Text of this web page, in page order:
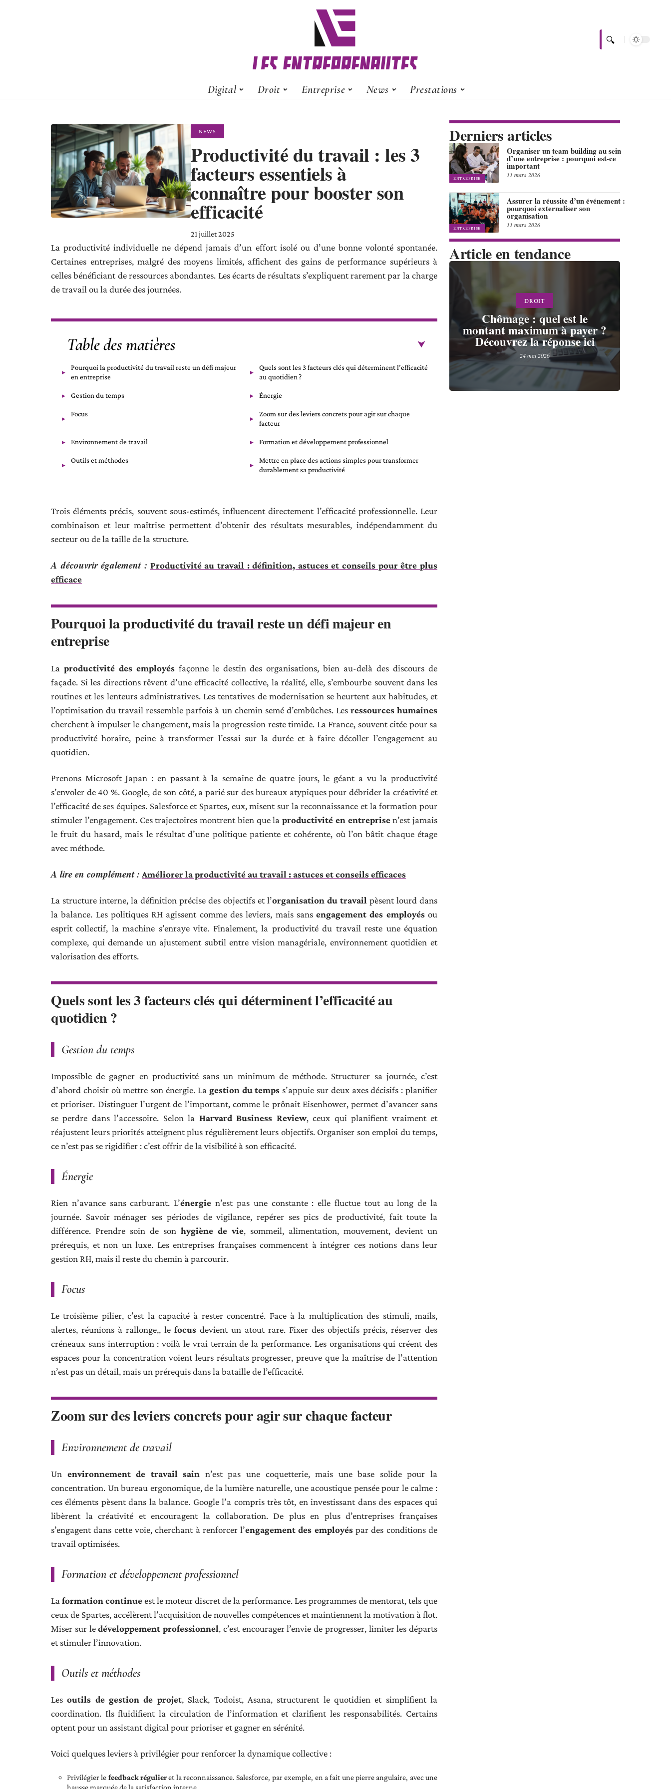
Digital Droit Entreprise News Prestations
NEWS
Productivité du travail : les 3
facteurs essentiels à
connaître pour booster son
efficacité
21 juillet 2025
La productivité individuelle ne dépend jamais d’un effort isolé ou d’une bonne volonté spontanée.
Certaines entreprises, malgré des moyens limités, affichent des gains de performance supérieurs à
celles bénéficiant de ressources abondantes. Les écarts de résultats s’expliquent rarement par la charge
de travail ou la durée des journées.
Table des matières
Pourquoi la productivité du travail reste un défi majeur
en entreprise
Quels sont les 3 facteurs clés qui déterminent l’efficacité
au quotidien ?
Gestion du temps Énergie
Focus
Zoom sur des leviers concrets pour agir sur chaque
facteur
Environnement de travail Formation et développement professionnel
Outils et méthodes
Mettre en place des actions simples pour transformer
durablement sa productivité
Trois éléments précis, souvent sous-estimés, influencent directement l’efficacité professionnelle. Leur
combinaison et leur maîtrise permettent d’obtenir des résultats mesurables, indépendamment du
secteur ou de la taille de la structure.
A découvrir également : Productivité au travail : définition, astuces et conseils pour être plus
efficace
Pourquoi la productivité du travail reste un défi majeur en
entreprise
La productivité des employésfaçonne le destin des organisations, bien au-delà des discours de
façade. Si les directions rêvent d’une efficacité collective, la réalité, elle, s’embourbe souvent dans les
routines et les lenteurs administratives. Les tentatives de modernisation se heurtent aux habitudes, et
l’optimisation du travail ressemble parfois à un chemin semé d’embûches. Les ressources humaines
cherchent à impulser le changement, mais la progression reste timide. La France, souvent citée pour sa
productivité horaire, peine à transformer l’essai sur la durée et à faire décoller l’engagement au
quotidien.
Prenons Microsoft Japan : en passant à la semaine de quatre jours, le géant a vu la productivité
s’envoler de 40 %. Google, de son côté, a parié sur des bureaux atypiques pour débrider la créativité et
l’efficacité de ses équipes. Salesforce et Spartes, eux, misent sur la reconnaissance et la formation pour
stimuler l’engagement. Ces trajectoires montrent bien que la productivité en entreprisen’est jamais
le fruit du hasard, mais le résultat d’une politique patiente et cohérente, où l’on bâtit chaque étage
avec méthode.
A lire en complément : Améliorer la productivité au travail : astuces et conseils efficaces
La structure interne, la définition précise des objectifs et l’organisation du travail pèsent lourd dans
la balance. Les politiques RH agissent comme des leviers, mais sansengagement des employésou
esprit collectif, la machine s’enraye vite. Finalement, la productivité du travail reste une équation
complexe, qui demande un ajustement subtil entre vision managériale, environnement quotidien et
valorisation des efforts.
Quels sont les 3 facteurs clés qui déterminent l’efficacité au
quotidien ?
Gestion du temps
Impossible de gagner en productivité sans un minimum de méthode. Structurer sa journée, c’est
d’abord choisir où mettre son énergie. La gestion du temps s’appuie sur deux axes décisifs : planifier
et prioriser. Distinguer l’urgent de l’important, comme le prônait Eisenhower, permet d’avancer sans
se perdre dans l’accessoire. Selon la Harvard Business Review, ceux qui planifient vraiment et
réajustent leurs priorités atteignent plus régulièrement leurs objectifs. Organiser son emploi du temps,
ce n’est pas se rigidifier : c’est offrir de la visibilité à son efficacité.
Énergie
Rien n’avance sans carburant. L’énergie n’est pas une constante : elle fluctue tout au long de la
journée. Savoir ménager ses périodes de vigilance, repérer ses pics de productivité, fait toute la
différence. Prendre soin de son hygiène de vie, sommeil, alimentation, mouvement, devient un
prérequis, et non un luxe. Les entreprises françaises commencent à intégrer ces notions dans leur
gestion RH, mais il reste du chemin à parcourir.
Focus
Le troisième pilier, c’est la capacité à rester concentré. Face à la multiplication des stimuli, mails,
alertes, réunions à rallonge,, le focus devient un atout rare. Fixer des objectifs précis, réserver des
créneaux sans interruption : voilà le vrai terrain de la performance. Les organisations qui créent des
espaces pour la concentration voient leurs résultats progresser, preuve que la maîtrise de l’attention
n’est pas un détail, mais un prérequis dans la bataille de l’efficacité.
Zoom sur des leviers concrets pour agir sur chaque facteur
Environnement de travail
Un environnement de travail sain n’est pas une coquetterie, mais une base solide pour la
concentration. Un bureau ergonomique, de la lumière naturelle, une acoustique pensée pour le calme :
ces éléments pèsent dans la balance. Google l’a compris très tôt, en investissant dans des espaces qui
libèrent la créativité et encouragent la collaboration. De plus en plus d’entreprises françaises
s’engagent dans cette voie, cherchant à renforcer l’engagement des employéspar des conditions de
travail optimisées.
Formation et développement professionnel
La formation continueest le moteur discret de la performance. Les programmes de mentorat, tels que
ceux de Spartes, accélèrent l’acquisition de nouvelles compétences et maintiennent la motivation à flot.
Miser sur ledéveloppement professionnel, c’est encourager l’envie de progresser, limiter les départs
et stimuler l’innovation.
Outils et méthodes
Lesoutils de gestion de projet, Slack, Todoist, Asana, structurent le quotidien et simplifient la
coordination. Ils fluidifient la circulation de l’information et clarifient les responsabilités. Certains
optent pour un assistant digital pour prioriser et gagner en sérénité.
Voici quelques leviers à privilégier pour renforcer la dynamique collective :
Privilégier le feedback régulieret la reconnaissance. Salesforce, par exemple, en a fait une pierre angulaire, avec une
hausse marquée de la satisfaction interne.
Derniers articles
ENTREPRISE
Organiser un team building au sein
d’une entreprise : pourquoi est-ce
important
11 mars 2026
ENTREPRISE
Assurer la réussite d’un événement :
pourquoi externaliser son
organisation
11 mars 2026
Article en tendance
DROIT
Chômage : quel est le
montant maximum à payer ?
Découvrez la réponse ici
24 mai 2026